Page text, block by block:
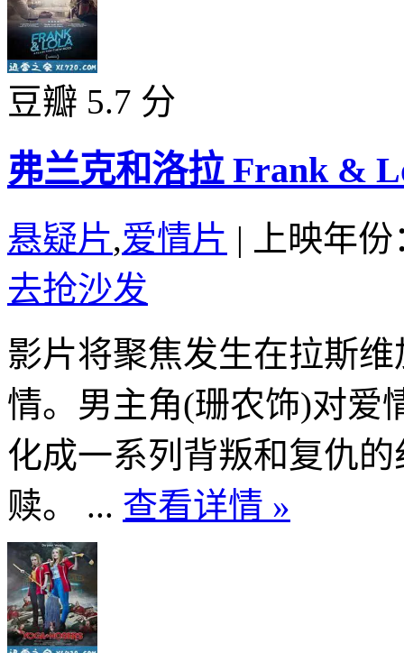
豆瓣 5.7 分
弗兰克和洛拉 Frank &
悬疑片,爱情片 |
上映年
去抢沙发
影片将聚焦发生在拉斯
情。男主角(珊农饰)对爱
化成一系列背叛和复仇
赎。 ... 查看详情 »